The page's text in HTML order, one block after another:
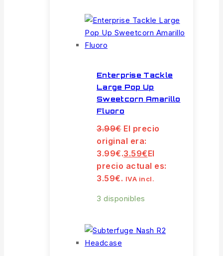
Enterprise Tackle
Large Pop Up
Sweetcorn Amarillo
Fluoro
3.99€ El precio
original era:
3.99€.3.59€El
precio actual es:
3.59€. IVA incl.
3 disponibles